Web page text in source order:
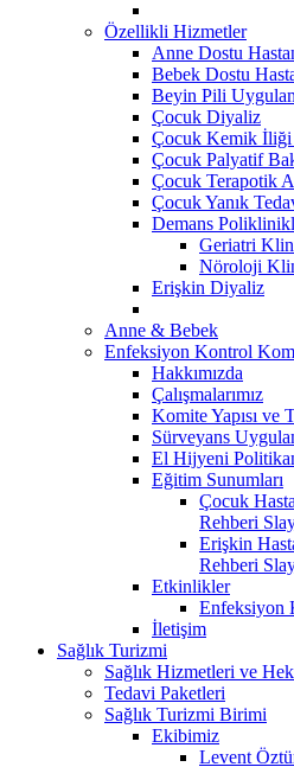
Özellikli Hizmetler
Anne Dostu
Bebek Dostu
Beyin Pili
Çocuk Diyaliz
Çocuk Kemik İliği
Çocuk Palyatif
Çocuk Terapotik
Çocuk Yanık
Demans
Geriatri
Nöroloji
Erişkin Diyaliz
Anne & Bebek
Enfeksiyon Kontrol
Hakkımızda
Çalışmalarımız
Komite Yapısı ve
Sürveyans
El Hijyeni
Eğitim Sunumları
Çocuk
Rehberi
Erişkin
Rehberi
Etkinlikler
Enfeksiyon
İletişim
Sağlık Turizmi
Sağlık Hizmetleri ve
Tedavi Paketleri
Sağlık Turizmi Birimi
Ekibimiz
Levent